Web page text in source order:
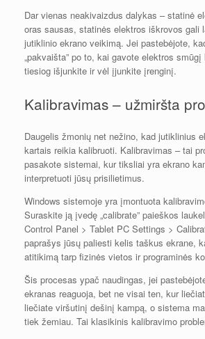
Dar vienas neakivaizdus dalykas – statinė
oras sausas, statinės elektros iškrovos gali
jutiklinio ekrano veikimą. Jei pastebėjote,
„pakvaišta” po to, kai gavote elektros
tiesiog išjunkite ir vėl įjunkite įrenginį.
Kalibravimas – užmiršta
Daugelis žmonių net nežino, kad jutiklinius
kartais reikia kalibruoti. Kalibravimas – tai
pasakote sistemai, kur tiksliai yra ekrano
interpretuoti jūsų prisilietimus.
Windows sistemoje yra įmontuota
Suraskite ją įvedę „calibrate” paieškos
Control Panel > Tablet PC Settings >
paprašys jūsų paliesti kelis taškus ekrane,
atitikimą tarp fizinės vietos ir programinės
Šis procesas ypač naudingas, jei
ekranas reaguoja, bet ne visai ten, kur
liečiate viršutinį dešinį kampą, o sistema
tiek žemiau. Tai klasikinis kalibravimo